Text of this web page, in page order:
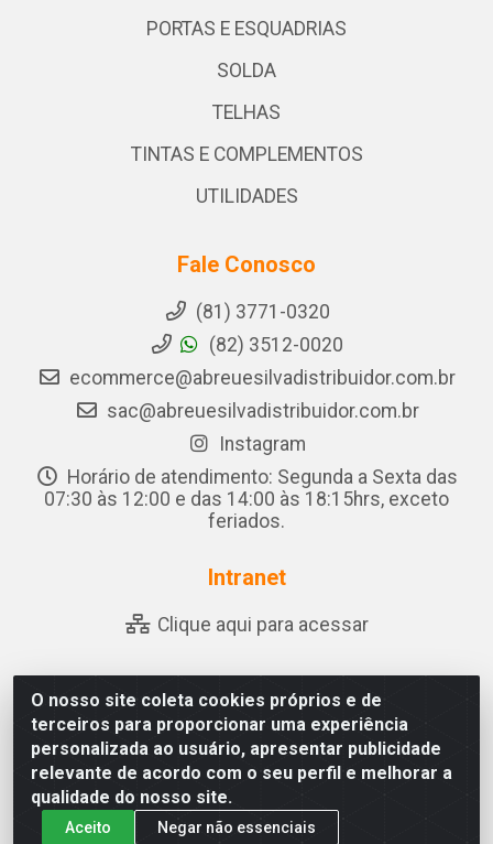
O nosso site coleta cookies próprios e de
terceiros para proporcionar uma experiência
personalizada ao usuário, apresentar publicidade
relevante de acordo com o seu perfil e melhorar a
qualidade do nosso site.
Aceito Negar não essenciais
PORTAS E ESQUADRIAS
SOLDA
TELHAS
TINTAS E COMPLEMENTOS
UTILIDADES
Fale Conosco
(81) 3771-0320
(82) 3512-0020
ecommerce@abreuesilvadistribuidor.com.br
sac@abreuesilvadistribuidor.com.br
Instagram
Horário de atendimento: Segunda a Sexta das
07:30 às 12:00 e das 14:00 às 18:15hrs, exceto
feriados.
Intranet
Clique aqui para acessar
Abreu & Silva - Rua Padre Jose de Souza Leite, 265 - Ariado,
Olho D'Água das Flores/AL - CEP 57.442-000 - CNPJ
04.790.656/0001-06